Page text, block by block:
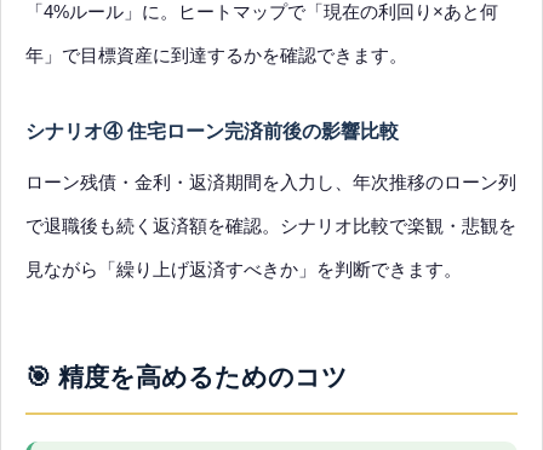
「4%ルール」に。ヒートマップで「現在の利回り×あと何
年」で目標資産に到達するかを確認できます。
シナリオ④ 住宅ローン完済前後の影響比較
ローン残債・金利・返済期間を入力し、年次推移のローン列
で退職後も続く返済額を確認。シナリオ比較で楽観・悲観を
見ながら「繰り上げ返済すべきか」を判断できます。
🎯 精度を高めるためのコツ